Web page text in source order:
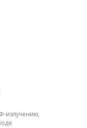
излучению,